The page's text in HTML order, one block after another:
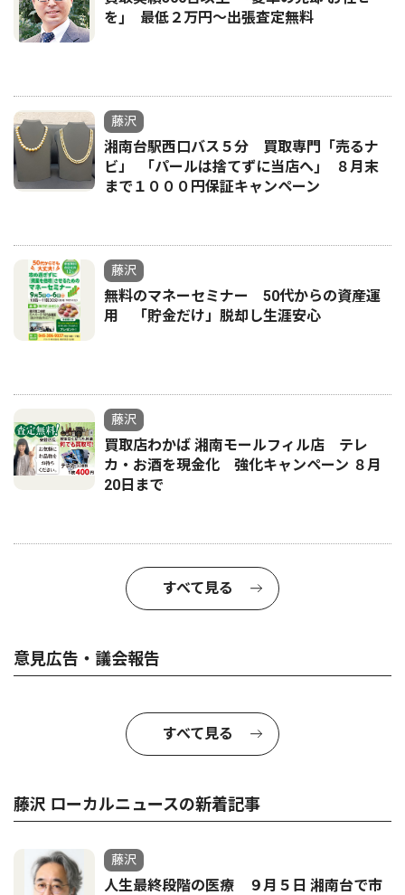
を｣ 最低２万円〜出張査定無料
藤沢
湘南台駅西口バス５分 買取専門「売るナ
ビ」 ｢パールは捨てずに当店へ｣ ８月末
まで１０００円保証キャンペーン
藤沢
無料のマネーセミナー 50代からの資産運
用 「貯金だけ」脱却し生涯安心
藤沢
買取店わかば 湘南モールフィル店 テレ
カ・お酒を現金化 強化キャンペーン ８月
20日まで
すべて見る
意見広告・議会報告
すべて見る
藤沢 ローカルニュースの新着記事
藤沢
人生最終段階の医療 ９月５日 湘南台で市